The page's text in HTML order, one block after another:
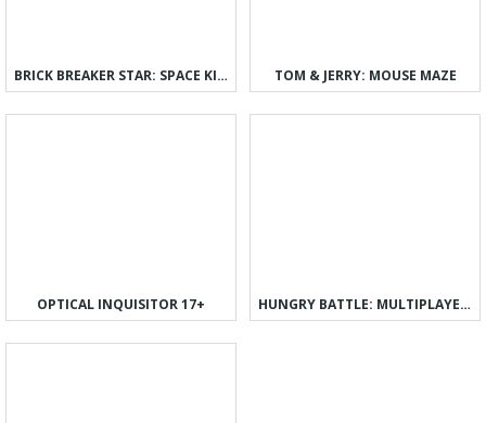
BRICK BREAKER STAR: SPACE KING TOM & JERRY: MOUSE MAZE
OPTICAL INQUISITOR 17+ HUNGRY BATTLE: MULTIPLAYER PVP